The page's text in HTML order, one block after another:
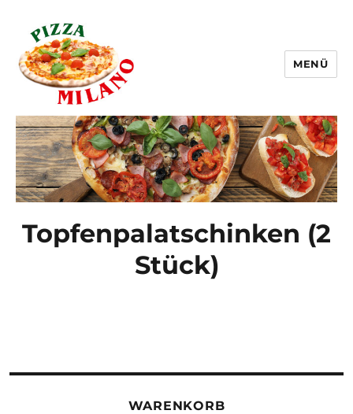
Pizza Milano Linz
MENÜ
Topfenpalatschinken (2
Stück)
WARENKORB